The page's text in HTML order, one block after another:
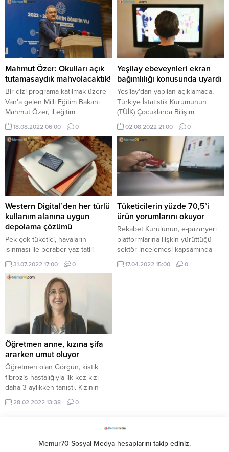
inşallah ülkemizin enerjide dışa
bağımlılığını makus talihinde hep
birlikte yenmiş olacağız.' dedi.
Mahmut Özer: Okulları açık
tutamasaydık mahvolacaktık!
Bir dizi programa katılmak üzere
Van’a gelen Milli Eğitim Bakanı
Mahmut Özer, il eğitim
değerlendirme toplantısının
ardından Uygulama Oteli ...
18.08.2022 06:00 0
Yeşilay ebeveynleri ekran
bağımlılığı konusunda uyardı
Yeşilay'dan yapılan açıklamada,
Türkiye İstatistik Kurumunun
(TÜİK) Çocuklarda Bilişim
Teknolojileri Kullanım
Araştırması'na göre, 6-15 yaş ...
02.08.2022 21:00 0
Western Digital’den her türlü
kullanım alanına uygun
depolama çözümü
Pek çok tüketici, havaların
ısınması ile beraber yaz tatili
planları için heyecan duyuyor.
Şehirden kaçış seçeneklerden
biri olsa da; kenti terk ...
31.07.2022 17:00 0
Tüketicilerin yüzde 70,5’i
ürün yorumlarını okuyor
Rekabet Kurulunun, e-pazaryeri
platformlarına ilişkin yürüttüğü
sektör incelemesi kapsamında
hazırlanan "e-Pazaryeri
Platformları Sektör ...
17.04.2022 15:00 0
Öğretmen anne, kızına şifa
ararken umut oluyor
Öğretmen olan Görgün, kistik
fibrozis hastalığıyla ilk kez kızı
daha 3 aylıkken tanıştı. Kızının
bakımı için mesleğini bırakan
Görgün ...
28.02.2022 13:38 0
Memur70 Sosyal Medya hesaplarını takip ediniz.